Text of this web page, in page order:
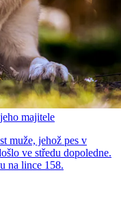
majitele
muže, jehož pes v
ve středu dopoledne.
na lince 158.